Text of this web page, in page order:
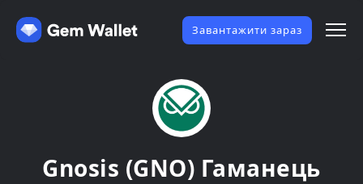
Завантажити зараз
Gnosis (GNO) Гаманець